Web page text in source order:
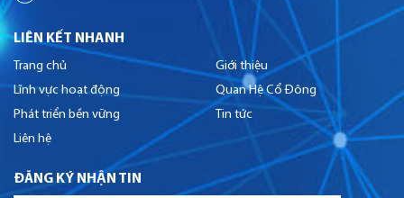
LIÊN KẾT NHANH
Trang chủ
Giới thiệu
Lĩnh vực hoạt động
Quan Hệ Cổ Đông
Phát triển bền vững
Tin tức
Liên hệ
ĐĂNG KÝ NHẬN TIN